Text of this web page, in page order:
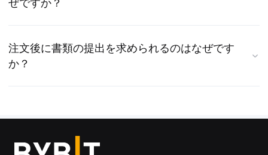
ぜですか？
注文後に書類の提出を求められるのはなぜです
か？